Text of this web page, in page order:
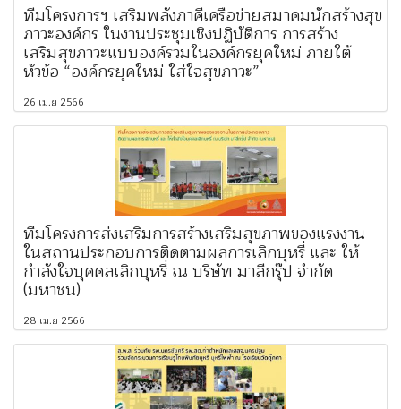
ทีมโครงการฯ เสริมพลังภาคีเครือข่ายสมาคมนักสร้างสุข
ภาวะองค์กร ในงานประชุมเชิงปฏิบัติการ การสร้าง
เสริมสุขภาวะแบบองค์รวมในองค์กรยุคใหม่ ภายใต้
หัวข้อ “องค์กรยุคใหม่ ใส่ใจสุขภาวะ”
26 เม.ย 2566
ทีมโครงการส่งเสริมการสร้างเสริมสุขภาพของแรงงาน
ในสถานประกอบการติดตามผลการเลิกบุหรี่ และ ให้
กำลังใจบุคคลเลิกบุหรี่ ณ บริษัท มาลีกรุ๊ป จำกัด
(มหาชน)
28 เม.ย 2566